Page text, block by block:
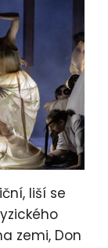
liší se
zemi, Don